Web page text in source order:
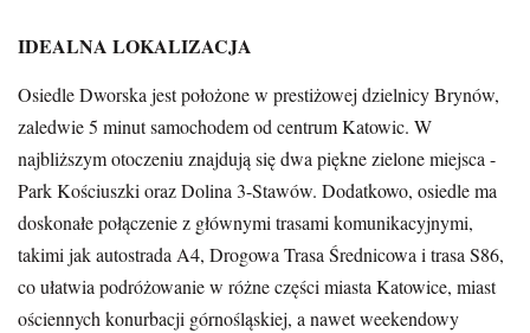
IDEALNA LOKALIZACJA
Osiedle Dworska jest położone w prestiżowej dzielnicy Brynów,
zaledwie 5 minut samochodem od centrum Katowic. W
najbliższym otoczeniu znajdują się dwa piękne zielone miejsca -
Park Kościuszki oraz Dolina 3-Stawów. Dodatkowo, osiedle ma
doskonałe połączenie z głównymi trasami komunikacyjnymi,
takimi jak autostrada A4, Drogowa Trasa Średnicowa i trasa S86,
co ułatwia podróżowanie w różne części miasta Katowice, miast
ościennych konurbacji górnośląskiej, a nawet weekendowy